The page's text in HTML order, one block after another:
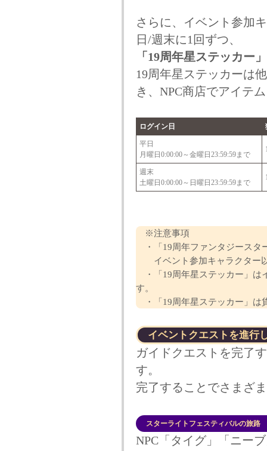
さらに、イベント参加
日/週末に1回ずつ、
「19周年星ステッカー」
19周年星ステッカーは
き、NPC商店でアイテ
ログイン日
平日
月曜日0:00:00～金曜日23:59:59まで
週末
土曜日0:00:00～日曜日23:59:59まで
※注意事項
・「19周年ファンタジースタ
イベント参加キャラクター
・「19周年星ステッカー」は
す。
・「19周年星ステッカー」は
イベントクエストを進行
ガイドクエストを完了
す。
完了することでさまざ
スターライトフェスティバルの旅路
NPC「タイグ」「ニー